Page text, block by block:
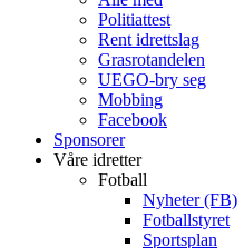
Politiattest
Rent idrettslag
Grasrotandelen
UEGO-bry seg
Mobbing
Facebook
Sponsorer
Våre idretter
Fotball
Nyheter (FB)
Fotballstyret
Sportsplan